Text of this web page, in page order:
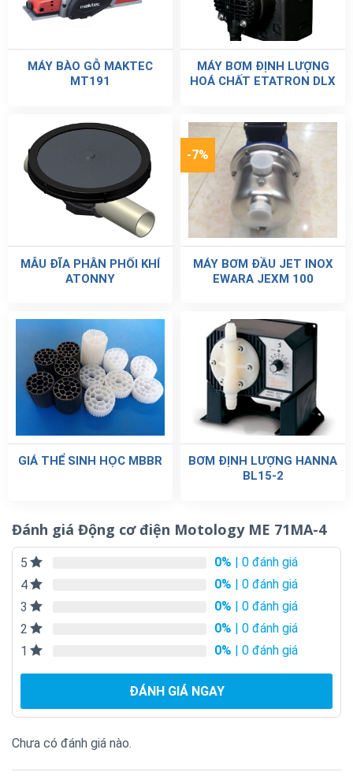
MÁY BÀO GỖ MAKTEC
MT191
MÁY BƠM ĐỊNH LƯỢNG
HOÁ CHẤT ETATRON DLX
MẪU ĐĨA PHÂN PHỐI KHÍ
ATONNY
-7%
MÁY BƠM ĐẦU JET INOX
EWARA JEXM 100
GIÁ THỂ SINH HỌC MBBR
BƠM ĐỊNH LƯỢNG HANNA
BL15-2
Đánh giá Động cơ điện Motology ME 71MA-4
5 0% | 0 đánh giá
4
0% | 0 đánh giá
3
0% | 0 đánh giá
2
0% | 0 đánh giá
1
0% | 0 đánh giá
ĐÁNH GIÁ NGAY
Chưa có đánh giá nào.